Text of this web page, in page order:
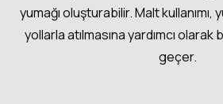
yumağı oluşturabilir. Malt
yollarla atılmasına yardımcı
geçer.